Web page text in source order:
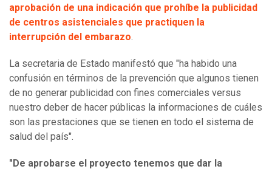
aprobación de una indicación que prohíbe la publicidad
de centros asistenciales que practiquen la
interrupción del embarazo.
La secretaria de Estado manifestó que "ha habido una
confusión en términos de la prevención que algunos tienen
de no generar publicidad con fines comerciales versus
nuestro deber de hacer públicas la informaciones de cuáles
son las prestaciones que se tienen en todo el sistema de
salud del país".
"De aprobarse el proyecto tenemos que dar la